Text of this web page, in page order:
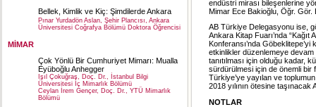
Bellek, Kimlik ve Kiç: Şimdilerde Ankara
Pınar Yurdadön Aslan, Şehir Plancısı, Ankara
Üniversitesi Coğrafya Bölümü Doktora Öğrencisi
MİMAR
Çok Yönlü Bir Cumhuriyet Mimarı: Mualla
Eyüboğlu Anhegger
Işıl Çokuğraş, Doç. Dr., İstanbul Bilgi
Üniversitesi İç Mimarlık Bölümü
Ceylan İrem Gençer, Doç. Dr., YTÜ Mimarlık
Bölümü
endüstri mirası bileşenlerine
Mimar Ece Bakioğlu, Öğr. Gör.
AB Türkiye Delegasyonu ise,
Ankara Kitap Fuarı’nda
Konferansı’nda
etkinlikler düzenlemeye devam
tanıtılması için olduğu kadar,
sürdürülmesi için de önemli bir
Türkiye’ye yayılan ve
2018 yılının ötesine
NOTLAR